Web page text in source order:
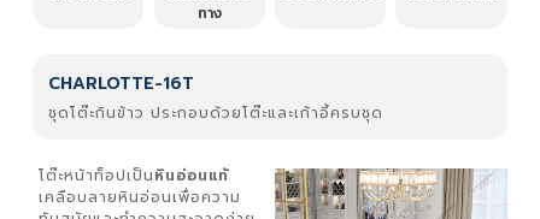
ทาง
CHARLOTTE-16T
ชุดโต๊ะกินข้าว ประกอบด้วยโต๊ะและเก้าอี้ครบชุด
โต๊ะหน้าท็อปเป็นหินอ่อนแท้
เคลือบลายหินอ่อนเพื่อความ